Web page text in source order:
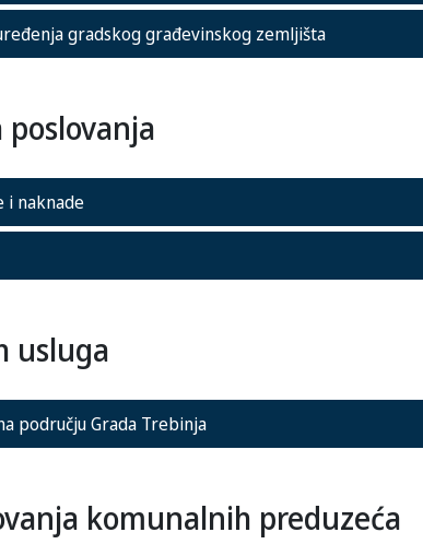
gradskog građevinskog zemljišta
i naknade
usluga
području Grada Trebinja
komunalnih preduzeća